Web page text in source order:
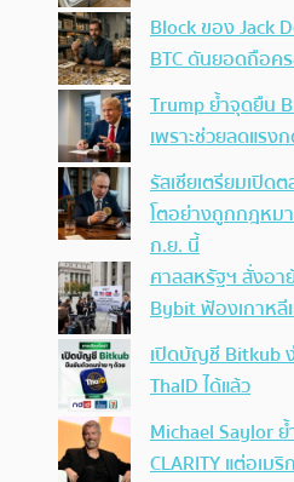
Block ของ Jack
BTC ดันยอดถือค
Trump ย้ำจุดยืน
เพราะช่วยลดแร
รัสเซียเตรียมเปิด
โตอย่างถูกกฎหม
ก.ย. นี้
ศาลสหรัฐฯ สั่งอ
Bybit ฟ้องเกาหลี
เปิดบัญชี Bitkub
ThaID ได้แล้ว
Michael Saylor
CLARITY แต่อเม